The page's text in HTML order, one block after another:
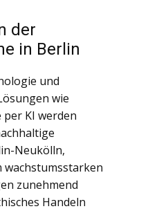
der
in Berlin
und
wie
KI werden
Neukölln,
zunehmend
Handeln